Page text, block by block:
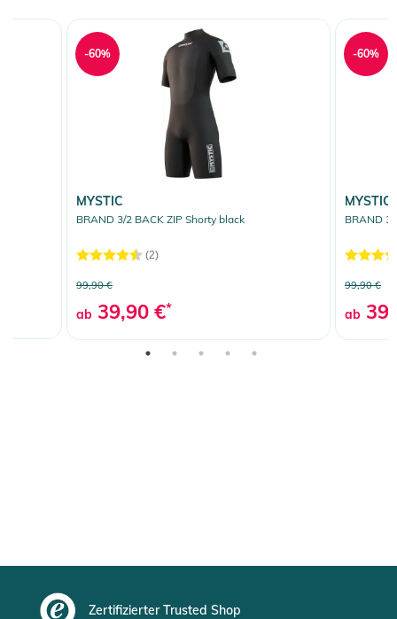
MYSTIC
BRAND 3/2 BACK ZIP Shorty black
(2)
99,90 €
ab 39,90 €*
-60%
MYSTIC
BRAND
99,90 €
ab
-60%
Zertifizierter Trusted Shop